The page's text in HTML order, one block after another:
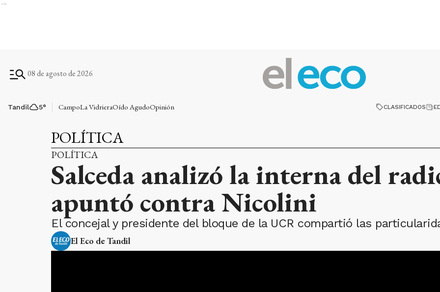
Ads
08 de agosto de 2026
Tandil 5° CampoLa VidrieraOído AgudoOpinión CLASIFICADOS
POLÍTICA
POLÍTICA
Salceda analizó la interna del
apuntó contra Nicolini
El concejal y presidente del bloque de la UCR compartió las
El Eco de Tandil